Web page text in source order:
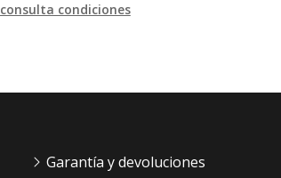
consulta condiciones
Garantía y devoluciones